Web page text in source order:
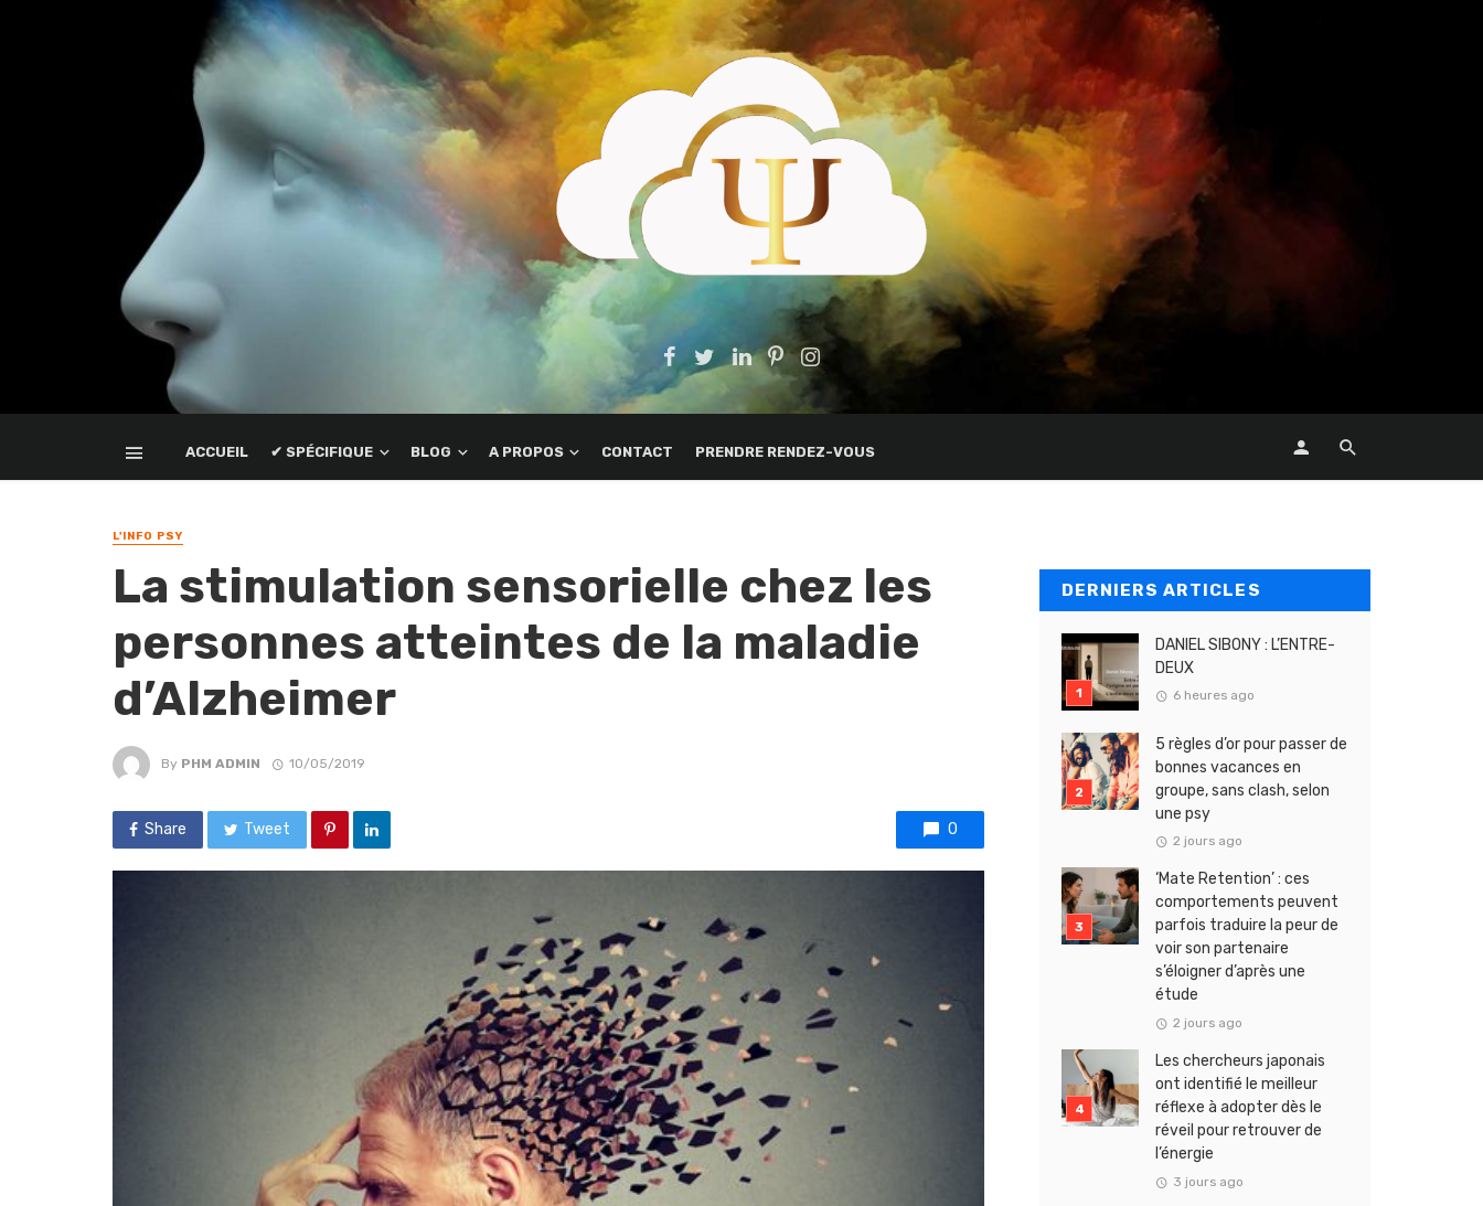
ACCUEIL ✔ SPÉCIFIQUE BLOG A PROPOS CONTACT PRENDRE RENDEZ-VOUS
L'INFO PSY
La stimulation sensorielle chez les
personnes atteintes de la maladie
d’Alzheimer
By PHM ADMIN 10/05/2019
Share Tweet 0
DERNIERS ARTICLES
DANIEL SIBONY : L’ENTRE-
DEUX
6 heures ago
5 règles d’or pour passer de
bonnes vacances en
groupe, sans clash, selon
une psy
2 jours ago
‘Mate Retention’ : ces
comportements peuvent
parfois traduire la peur de
voir son partenaire
s’éloigner d’après une
étude
2 jours ago
Les chercheurs japonais
ont identifié le meilleur
réflexe à adopter dès le
réveil pour retrouver de
l’énergie
3 jours ago